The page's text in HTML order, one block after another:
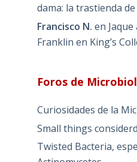
dama: la trastienda
Francisco N. en
Franklin en King’s
Foros de
Curiosidades de la
Small things
Twisted Bacteria,